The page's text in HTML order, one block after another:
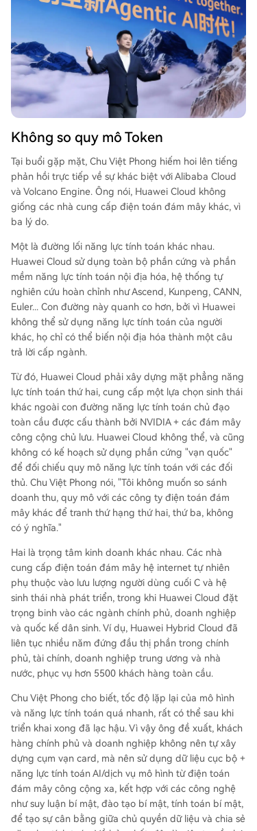
Không so quy mô Token
Tại buổi gặp mặt, Chu Việt Phong hiếm hoi lên tiếng
phản hồi trực tiếp về sự khác biệt với Alibaba Cloud
và Volcano Engine. Ông nói, Huawei Cloud không
giống các nhà cung cấp điện toán đám mây khác, vì
ba lý do.
Một là đường lối năng lực tính toán khác nhau.
Huawei Cloud sử dụng toàn bộ phần cứng và phần
mềm năng lực tính toán nội địa hóa, hệ thống tự
nghiên cứu hoàn chỉnh như Ascend, Kunpeng, CANN,
Euler... Con đường này quanh co hơn, bởi vì Huawei
không thể sử dụng năng lực tính toán của người
khác, họ chỉ có thể biến nội địa hóa thành một câu
trả lời cấp ngành.
Từ đó, Huawei Cloud phải xây dựng mặt phẳng năng
lực tính toán thứ hai, cung cấp một lựa chọn sinh thái
khác ngoài con đường năng lực tính toán chủ đạo
toàn cầu được cấu thành bởi NVIDIA + các đám mây
công cộng chủ lưu. Huawei Cloud không thể, và cũng
không có kế hoạch sử dụng phần cứng "vạn quốc"
để đối chiếu quy mô năng lực tính toán với các đối
thủ. Chu Việt Phong nói, "Tôi không muốn so sánh
doanh thu, quy mô với các công ty điện toán đám
mây khác để tranh thứ hạng thứ hai, thứ ba, không
có ý nghĩa."
Hai là trọng tâm kinh doanh khác nhau. Các nhà
cung cấp điện toán đám mây hệ internet tự nhiên
phụ thuộc vào lưu lượng người dùng cuối C và hệ
sinh thái nhà phát triển, trong khi Huawei Cloud đặt
trọng binh vào các ngành chính phủ, doanh nghiệp
và quốc kế dân sinh. Ví dụ, Huawei Hybrid Cloud đã
liên tục nhiều năm đứng đầu thị phần trong chính
phủ, tài chính, doanh nghiệp trung ương và nhà
nước, phục vụ hơn 5500 khách hàng toàn cầu.
Chu Việt Phong cho biết, tốc độ lặp lại của mô hình
và năng lực tính toán quá nhanh, rất có thể sau khi
triển khai xong đã lạc hậu. Vì vậy ông đề xuất, khách
hàng chính phủ và doanh nghiệp không nên tự xây
dựng cụm vạn card, mà nên sử dụng dữ liệu cục bộ +
năng lực tính toán AI/dịch vụ mô hình từ điện toán
đám mây công cộng xa, kết hợp với các công nghệ
như suy luận bí mật, đào tạo bí mật, tính toán bí mật,
để tạo sự cân bằng giữa chủ quyền dữ liệu và chia sẻ